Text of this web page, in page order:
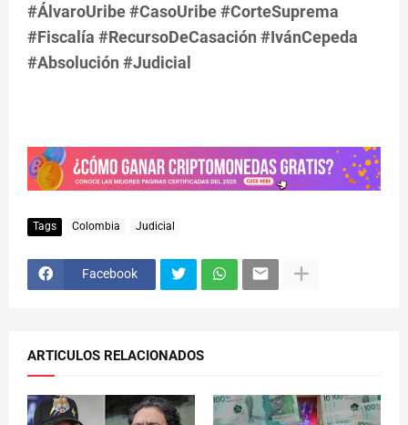
#ÁlvaroUribe #CasoUribe #CorteSuprema
#Fiscalía #RecursoDeCasación #IvánCepeda
#Absolución #Judicial
Tags Colombia Judicial
Facebook
ARTICULOS RELACIONADOS